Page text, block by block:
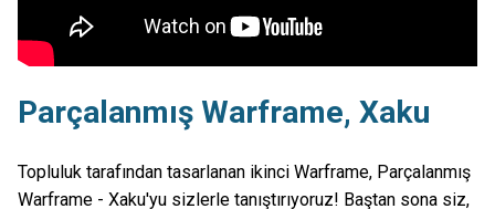
Parçalanmış Warframe, Xaku
Topluluk tarafından tasarlanan ikinci Warframe, Parçalanmış
Warframe - Xaku'yu sizlerle tanıştırıyoruz! Baştan sona siz,